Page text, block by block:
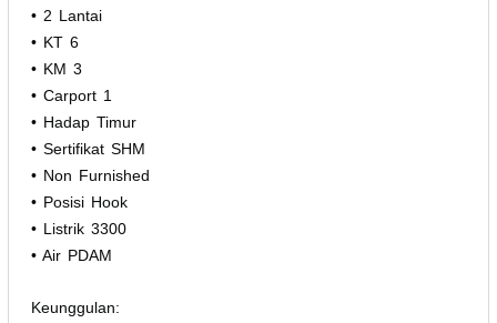
• 2 Lantai
• KT 6
• KM 3
• Carport 1
• Hadap Timur
• Sertifikat SHM
• Non Furnished
• Posisi Hook
• Listrik 3300
• Air PDAM
Keunggulan: